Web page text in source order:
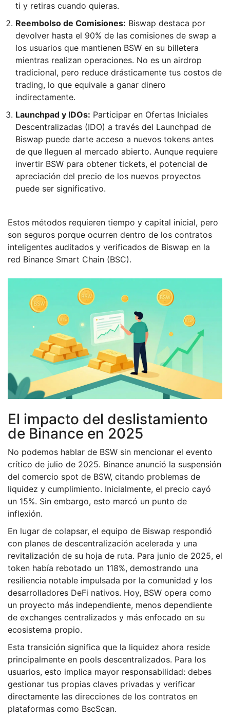
ti y retiras cuando quieras.
Reembolso de Comisiones: Biswap destaca por
devolver hasta el 90% de las comisiones de swap a
los usuarios que mantienen BSW en su billetera
mientras realizan operaciones. No es un airdrop
tradicional, pero reduce drásticamente tus costos de
trading, lo que equivale a ganar dinero
indirectamente.
Launchpad y IDOs: Participar en Ofertas Iniciales
Descentralizadas (IDO) a través del Launchpad de
Biswap puede darte acceso a nuevos tokens antes
de que lleguen al mercado abierto. Aunque requiere
invertir BSW para obtener tickets, el potencial de
apreciación del precio de los nuevos proyectos
puede ser significativo.
Estos métodos requieren tiempo y capital inicial, pero
son seguros porque ocurren dentro de los contratos
inteligentes auditados y verificados de Biswap en la
red Binance Smart Chain (BSC).
El impacto del deslistamiento
de Binance en 2025
No podemos hablar de BSW sin mencionar el evento
crítico de julio de 2025. Binance anunció la suspensión
del comercio spot de BSW, citando problemas de
liquidez y cumplimiento. Inicialmente, el precio cayó
un 15%. Sin embargo, esto marcó un punto de
inflexión.
En lugar de colapsar, el equipo de Biswap respondió
con planes de descentralización acelerada y una
revitalización de su hoja de ruta. Para junio de 2025, el
token había rebotado un 118%, demostrando una
resiliencia notable impulsada por la comunidad y los
desarrolladores DeFi nativos. Hoy, BSW opera como
un proyecto más independiente, menos dependiente
de exchanges centralizados y más enfocado en su
ecosistema propio.
Esta transición significa que la liquidez ahora reside
principalmente en pools descentralizados. Para los
usuarios, esto implica mayor responsabilidad: debes
gestionar tus propias claves privadas y verificar
directamente las direcciones de los contratos en
plataformas como BscScan.